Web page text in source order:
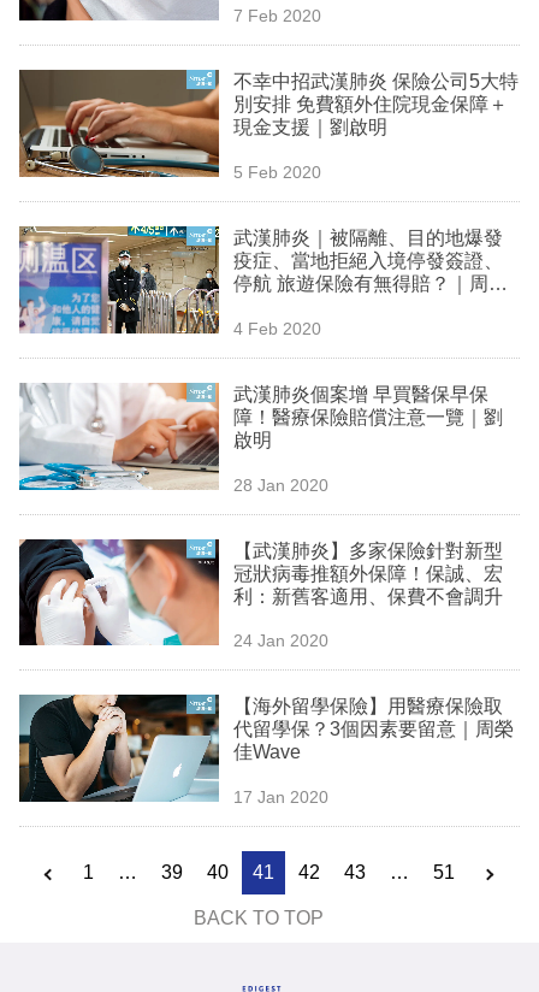
欄
訂
閱
區
7 Feb 2020
不幸中招武漢肺炎 保險公司5大特
別安排 免費額外住院現金保障＋
現金支援｜劉啟明
5 Feb 2020
武漢肺炎｜被隔離、目的地爆發
疫症、當地拒絕入境停發簽證、
停航 旅遊保險有無得賠？｜周榮
4 Feb 2020
武漢肺炎個案增 早買醫保早保
障！醫療保險賠償注意一覽｜劉
啟明
28 Jan 2020
【武漢肺炎】多家保險針對新型
冠狀病毒推額外保障！保誠、宏
利：新舊客適用、保費不會調升
24 Jan 2020
【海外留學保險】用醫療保險取
代留學保？3個因素要留意｜周榮
佳Wave
17 Jan 2020
1 … 39 40 41 42 43 … 51
BACK TO TOP